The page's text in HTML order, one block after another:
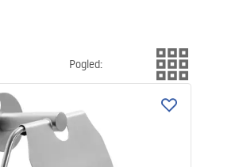
Pogled: